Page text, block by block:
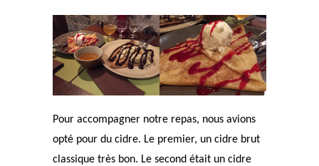
Pour accompagner notre repas, nous avions
opté pour du cidre. Le premier, un cidre brut
classique très bon. Le second était un cidre